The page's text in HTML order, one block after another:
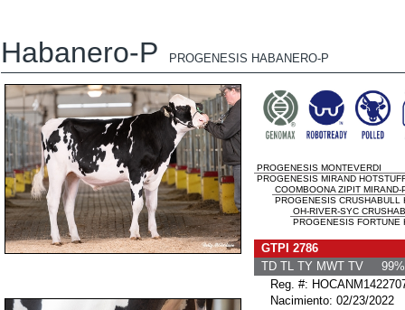
Habanero-P PROGENESIS HABANERO-P
PROGENESIS MONTEVERDI
PROGENESIS MIRAND
COOMBOONA ZIPIT MIRAND-
PROGENESIS CRUSHABULL
OH-RIVER-SYC
PROGENESIS FORTUNE
GTPI 2786
TD TL TY MWT TV
Reg. #:
Nacimiento: 02/23/2022